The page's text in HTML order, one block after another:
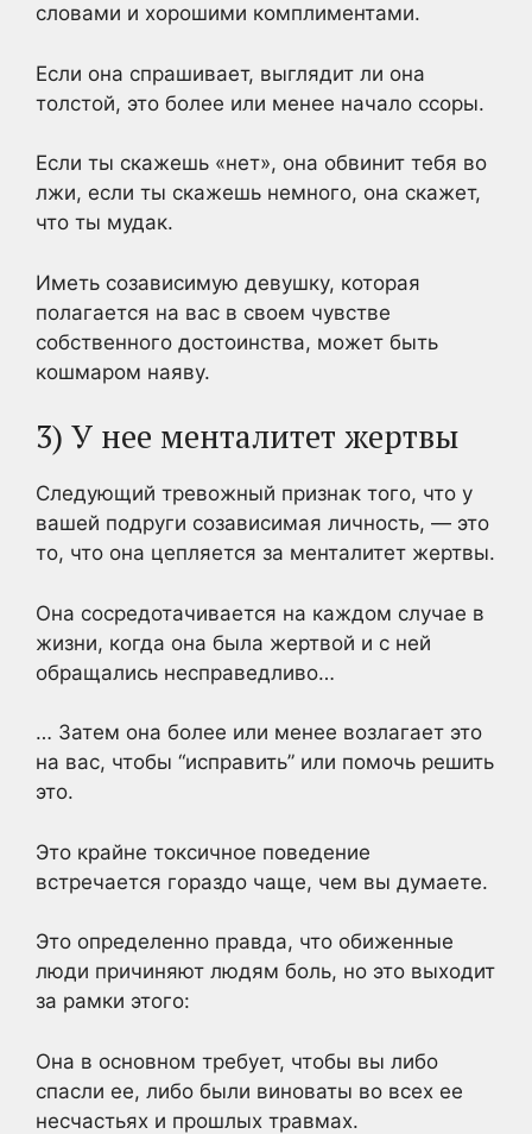
словами и хорошими комплиментами.
Если она спрашивает, выглядит ли она
толстой, это более или менее начало ссоры.
Если ты скажешь «нет», она обвинит тебя во
лжи, если ты скажешь немного, она скажет,
что ты мудак.
Иметь созависимую девушку, которая
полагается на вас в своем чувстве
собственного достоинства, может быть
кошмаром наяву.
3) У нее менталитет жертвы
Следующий тревожный признак того, что у
вашей подруги созависимая личность, — это
то, что она цепляется за менталитет жертвы.
Она сосредотачивается на каждом случае в
жизни, когда она была жертвой и с ней
обращались несправедливо…
… Затем она более или менее возлагает это
на вас, чтобы “исправить” или помочь решить
это.
Это крайне токсичное поведение
встречается гораздо чаще, чем вы думаете.
Это определенно правда, что обиженные
люди причиняют людям боль, но это выходит
за рамки этого:
Она в основном требует, чтобы вы либо
спасли ее, либо были виноваты во всех ее
несчастьях и прошлых травмах.